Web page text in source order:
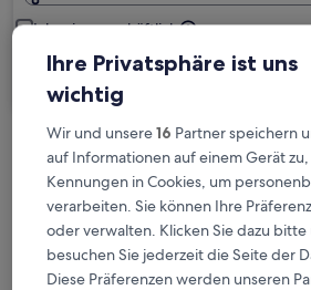
Ich reise geschäftlich
Suchen
Kostenlose Stornierung
Planänderungen
Verdiene Prämien für
wahrgenommene
Ihre Privatsphäre ist uns
wichtig
Wir und unsere16 Partner speichern
auf Informationen auf einem Gerät
Kennungen in Cookies, um
verarbeiten. Sie können Ihre
oder verwalten. Klicken Sie dazu
besuchen Sie jederzeit die Seite der
Diese Präferenzen werden unseren